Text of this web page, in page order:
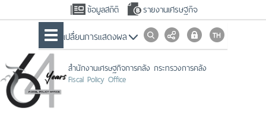
ข้อมูลสถิติ รายงานเศรษฐกิจ
เปลื่ยนการแสดงผล
สำนักงานเศรษฐกิจการคลัง กระทรวงการคลัง
Fiscal Policy Office